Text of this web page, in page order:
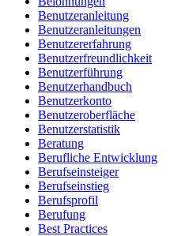
Benutzeranleitung
Benutzeranleitungen
Benutzererfahrung
Benutzerfreundlichkeit
Benutzerführung
Benutzerhandbuch
Benutzerkonto
Benutzeroberfläche
Benutzerstatistik
Beratung
Berufliche Entwicklung
Berufseinsteiger
Berufseinstieg
Berufsprofil
Berufung
Best Practices